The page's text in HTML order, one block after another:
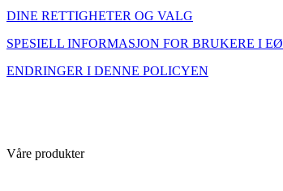
DINE RETTIGHETER OG VALG
SPESIELL INFORMASJON FOR BRUKERE I
ENDRINGER I DENNE POLICYEN
Våre produkter